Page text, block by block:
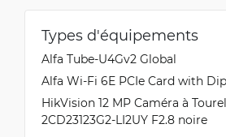
Types d'équipements
Alfa Tube-U4Gv2 Global
Alfa Wi-Fi 6E PCIe Card with
HikVision 12 MP Caméra à
2CD23123G2-LI2UY F2.8 noire